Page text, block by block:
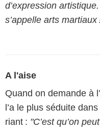
d’expression
s’appelle arts martiaux
A l'aise
Quand on demande à
l’a le plus séduite
riant : "C’est qu’on